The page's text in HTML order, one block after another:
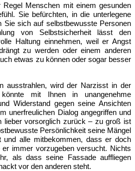
Regel Menschen mit einem gesunden
Sie befürchten, in die unterlegene
Sie sich auf selbstbewusste Personen
von Selbstsicherheit lässt den
Haltung einnehmen, weil er Angst
zu werden oder einem anderen
etwas zu können oder sogar besser
ausstrahlen, wird der Narzisst in der
mit Ihnen in unangenehme
Widerstand gegen seine Ansichten
unerfreulichen Dialog angegriffen und
lieber vorsorglich zurück – zu groß ist
Persönlichkeit seine Mängel
und alle mitbekommen, dass er doch
immer vorzugeben versucht. Nichts
als dass seine Fassade auffliegen
vor den anderen steht.